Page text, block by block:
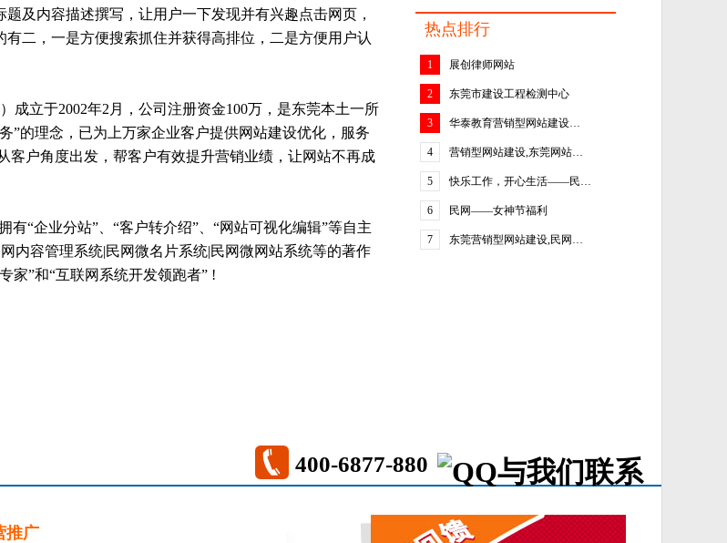
及内容描述撰写，让用户一下发现并有兴趣点击网页，
二，一是方便搜索抓住并获得高排位，二是方便用户认
成立于2002年2月，公司注册资金100万，是东莞本土一所
”的理念，已为上万家企业客户提供网站建设优化，服务
户角度出发，帮客户有效提升营销业绩，让网站不再成
“企业分站”、“客户转介绍”、“网站可视化编辑”等自主
内容管理系统|民网微名片系统|民网微网站系统等的著作
家”和“互联网系统开发领跑者” !
热点排行
1 展创律师网站
2 东莞市建设工程检测中心
3 华泰教育营销型网站建设…
4 营销型网站建设,东莞网站…
5 快乐工作，开心生活——民…
6 民网——女神节福利
7 东莞营销型网站建设,民网…
400-6877-880
推广